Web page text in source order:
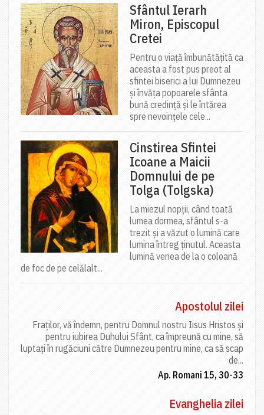
Sfântul Ierarh
Miron, Episcopul
Cretei
Pentru o viață îmbunătățită ca
aceasta a fost pus preot al
sfintei biserici a lui Dumnezeu
și învăța popoarele sfânta
bună credință și le întărea
spre nevoințele cele...
Cinstirea Sfintei
Icoane a Maicii
Domnului de pe
Tolga (Tolgska)
La miezul nopții, când toată
lumea dormea, sfântul s-a
trezit și a văzut o lumină care
lumina întreg ținutul. Aceasta
lumină venea de la o coloană
de foc de pe celălalt...
Apostolul zilei
Fraților, vă îndemn, pentru Domnul nostru Iisus Hristos și
pentru iubirea Duhului Sfânt, ca împreună cu mine, să
luptați în rugăciuni către Dumnezeu pentru mine, ca să scap
de...
Ap. Romani 15, 30-33
Evanghelia zilei